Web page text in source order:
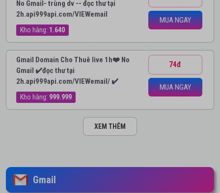
No Gmail- trùng dv -- đọc thư tại
2h.api999api.com/VIEWemail
Kho hàng: 1.640
MUA NGAY
Gmail Domain Cho Thuê live 1h❤️ No
Gmail ✔️đọc thư tại
2h.api999api.com/VIEWemail/ ✔️
Kho hàng: 999.999
74đ
MUA NGAY
XEM THÊM
Gmail